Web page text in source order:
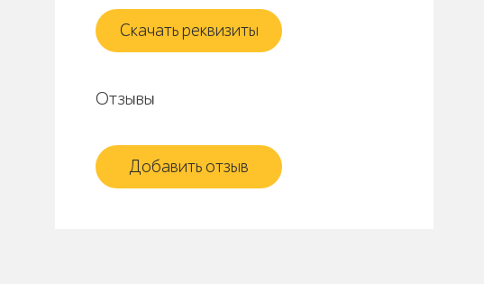
Скачать реквизиты
Отзывы
Добавить отзыв